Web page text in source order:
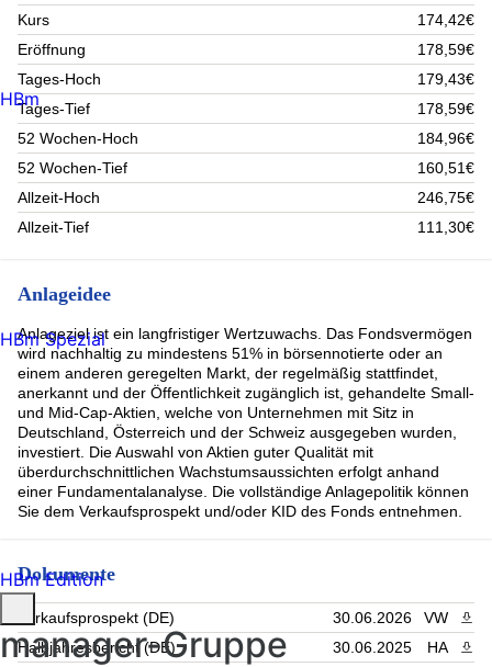
Kurs
174,42€
Eröffnung
178,59€
Tages-Hoch
179,43€
Tages-Tief
178,59€
52 Wochen-Hoch
184,96€
52 Wochen-Tief
160,51€
Allzeit-Hoch
246,75€
Allzeit-Tief
111,30€
Anlageidee
Anlageziel ist ein langfristiger Wertzuwachs. Das Fondsvermögen
wird nachhaltig zu mindestens 51% in börsennotierte oder an
einem anderen geregelten Markt, der regelmäßig stattfindet,
anerkannt und der Öffentlichkeit zugänglich ist, gehandelte Small-
und Mid-Cap-Aktien, welche von Unternehmen mit Sitz in
Deutschland, Österreich und der Schweiz ausgegeben wurden,
investiert. Die Auswahl von Aktien guter Qualität mit
überdurchschnittlichen Wachstumsaussichten erfolgt anhand
einer Fundamentalanalyse. Die vollständige Anlagepolitik können
Sie dem Verkaufsprospekt und/oder KID des Fonds entnehmen.
Dokumente
Verkaufsprospekt (DE) 30.06.2026 VW
Halbjahresbericht (DE)
30.06.2025 HA
HBm
HBm Spezial
HBm Edition
manager-Gruppe